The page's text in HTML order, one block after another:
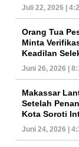
Juli 22, 2026 |
Orang Tua
Minta
Keadilan
Juni 26, 2026 |
Makassar
Setelah
Kota Soroti
Juni 24, 2026 |